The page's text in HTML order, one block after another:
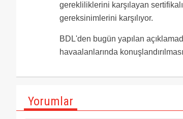
gerekliliklerini karşılayan
gereksinimlerini karşılıyor.
BDL'den bugün yapılan
havaalanlarında
Yorumlar